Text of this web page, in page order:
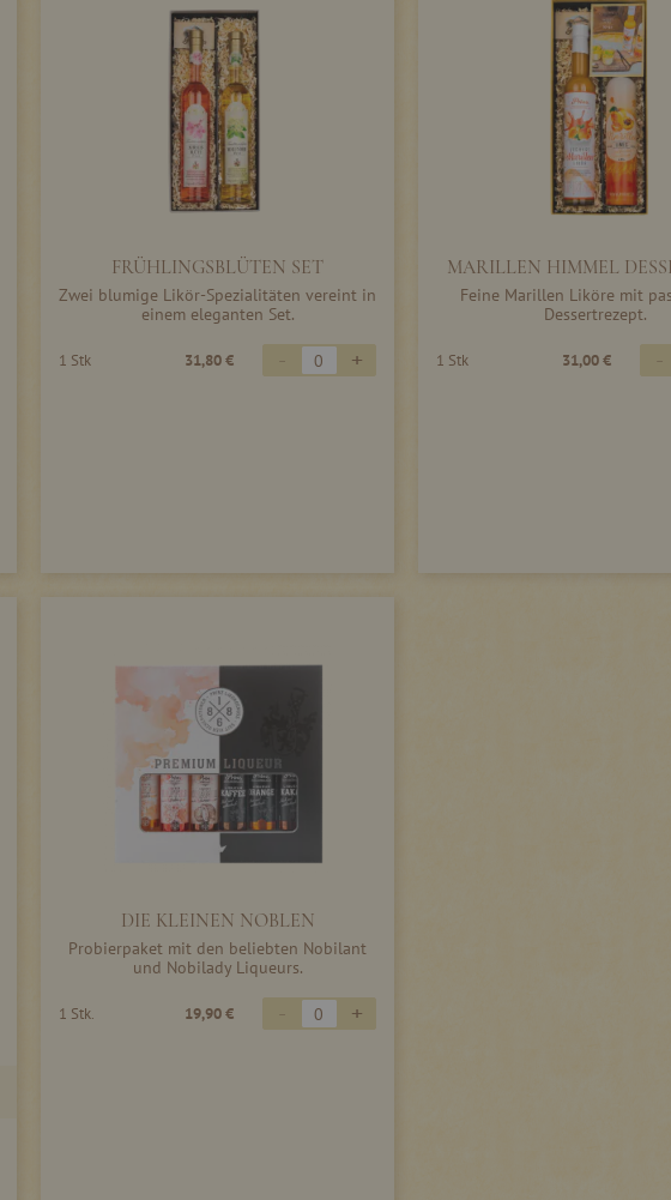
FRÜHLINGSBLÜTEN SET
Zwei blumige Likör-Spezialitäten vereint in
einem eleganten Set.
1 Stk 31,80 € - +
MARILLEN HIMMEL
Feine Marillen Liköre mit
Dessertrezept.
1 Stk 31,00 € -
DIE KLEINEN NOBLEN
Probierpaket mit den beliebten Nobilant
und Nobilady Liqueurs.
1 Stk. 19,90 € - +